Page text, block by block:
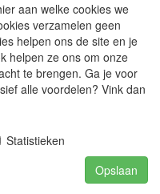
aan welke cookies we
verzamelen geen
helpen ons de site en je
helpen ze ons om onze
te brengen. Ga je voor
alle voordelen? Vink dan
Statistieken
Opslaan